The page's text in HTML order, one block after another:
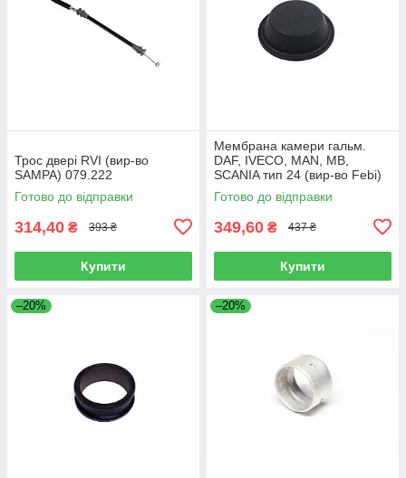
Трос двері RVI (вир-во
SAMPA) 079.222
Готово до відправки
314,40 ₴ 393 ₴
Купити
Мембрана камери гальм.
DAF, IVECO, MAN, MB,
SCANIA тип 24 (вир-во Febi)
07103
Готово до відправки
349,60 ₴ 437 ₴
Купити
–20% –20%